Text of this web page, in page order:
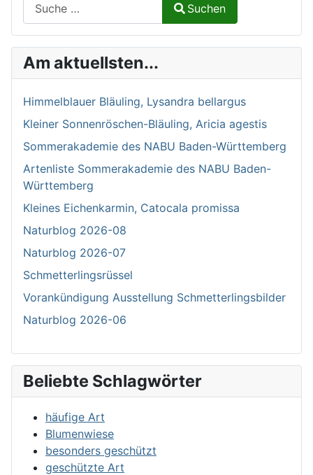
Type 2 or more characters for results.
Suchen
Am aktuellsten...
Himmelblauer Bläuling, Lysandra bellargus
Kleiner Sonnenröschen-Bläuling, Aricia agestis
Sommerakademie des NABU Baden-Württemberg
Artenliste Sommerakademie des NABU Baden-
Württemberg
Kleines Eichenkarmin, Catocala promissa
Naturblog 2026-08
Naturblog 2026-07
Schmetterlingsrüssel
Vorankündigung Ausstellung Schmetterlingsbilder
Naturblog 2026-06
Beliebte Schlagwörter
häufige Art
Blumenwiese
besonders geschützt
geschützte Art